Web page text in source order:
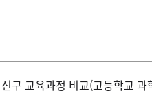
구 교육과정 비교(고등학교 과